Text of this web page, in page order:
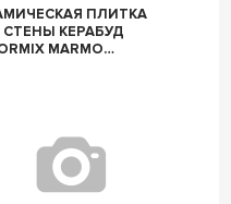
ПЛИТКА
КЕРАБУД
MARMO